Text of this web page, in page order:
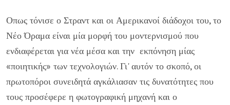
Οπως τόνισε ο Στραντ και οι Αμερικανοί διάδοχοι του, το
Νέο Όραμα είναι μία μορφή του μοντερνισμού που
ενδιαφέρεται για νέα μέσα και την εκπόνηση μίας
«ποιητικής» των τεχνολογιών. Γι' αυτόν το σκοπό, οι
πρωτοπόροι συνειδητά αγκάλιασαν τις δυνατότητες που
τους προσέφερε η φωτογραφική μηχανή και ο